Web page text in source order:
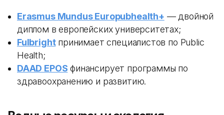
Erasmus Mundus Europubhealth+ — двойной
диплом в европейских университетах;
Fulbrightпринимает специалистов по Public
Health;
DAAD EPOS финансирует программы по
здравоохранению и развитию.